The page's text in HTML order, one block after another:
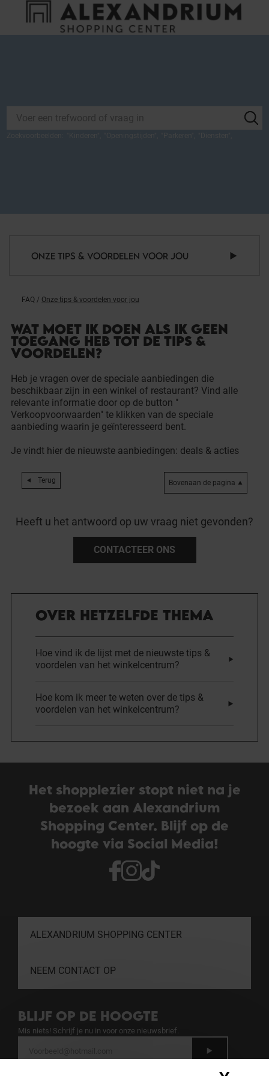
FAQ
HET WINKELCENTRUM
ONZE TIPS & VOORDELEN VOOR JOU
FAQ / Onze tips & voordelen voor jou
WAT MOET IK DOEN ALS IK GEEN
TOEGANG HEB TOT DE TIPS &
VOORDELEN?
Heb je vragen over de speciale aanbiedingen die
beschikbaar zijn in een winkel of restaurant? Vind alle
relevante informatie door op de button "
Verkoopvoorwaarden" te klikken van de speciale
aanbieding waarin je geïnteresseerd bent.
Je vindt hier de nieuwste aanbiedingen: deals & acties
Terug Bovenaan de pagina
Heeft u het antwoord op uw vraag niet gevonden?
CONTACTEER ONS
OVER HETZELFDE THEMA
Hoe vind ik de lijst met de nieuwste tips &
voordelen van het winkelcentrum?
Hoe kom ik meer te weten over de tips &
voordelen van het winkelcentrum?
Het shopplezier stopt niet na je
bezoek aan Alexandrium
Shopping Center. Blijf op de
hoogte via Social Media!
ALEXANDRIUM SHOPPING CENTER
NEEM CONTACT OP
BLIJF OP DE HOOGTE
Mis niets! Schrijf je nu in voor onze nieuwsbrief.
Cookies beheer paneel